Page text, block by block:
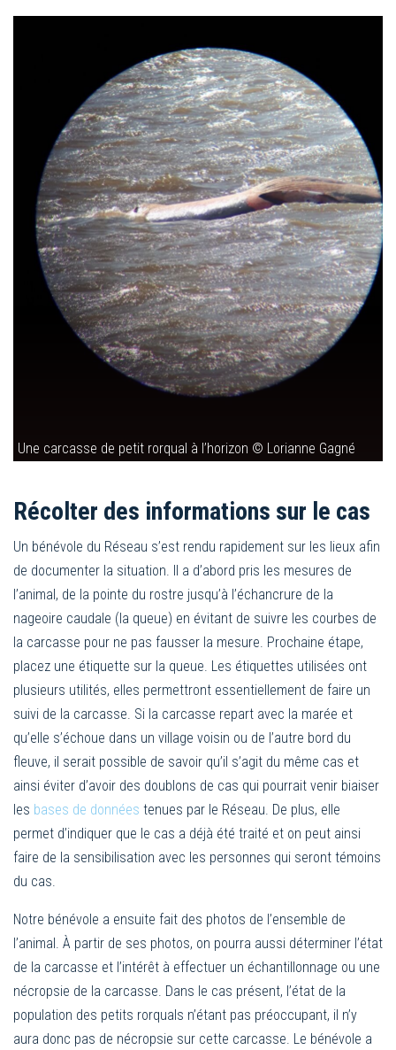
Une carcasse de petit rorqual à l’horizon © Lorianne Gagné
Récolter des informations sur le cas
Un bénévole du Réseau s’est rendu rapidement sur les lieux afin
de documenter la situation. Il a d’abord pris les mesures de
l’animal, de la pointe du rostre jusqu’à l’échancrure de la
nageoire caudale (la queue) en évitant de suivre les courbes de
la carcasse pour ne pas fausser la mesure. Prochaine étape,
placez une étiquette sur la queue. Les étiquettes utilisées ont
plusieurs utilités, elles permettront essentiellement de faire un
suivi de la carcasse. Si la carcasse repart avec la marée et
qu’elle s’échoue dans un village voisin ou de l’autre bord du
fleuve, il serait possible de savoir qu’il s’agit du même cas et
ainsi éviter d’avoir des doublons de cas qui pourrait venir biaiser
les bases de données tenues par le Réseau. De plus, elle
permet d’indiquer que le cas a déjà été traité et on peut ainsi
faire de la sensibilisation avec les personnes qui seront témoins
du cas.
Notre bénévole a ensuite fait des photos de l’ensemble de
l’animal. À partir de ses photos, on pourra aussi déterminer l’état
de la carcasse et l’intérêt à effectuer un échantillonnage ou une
nécropsie de la carcasse. Dans le cas présent, l’état de la
population des petits rorquals n’étant pas préoccupant, il n’y
aura donc pas de nécropsie sur cette carcasse. Le bénévole a